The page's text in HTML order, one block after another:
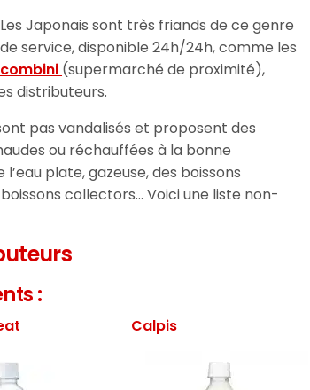
Les Japonais sont très friands de ce genre
de service, disponible 24h/24h, comme les
combini (supermarché de proximité),
distributeurs.
pas vandalisés et proposent des
ou réchauffées à la bonne
plate, gazeuse, des boissons
boissons collectors… Voici une liste non-
:
Calpis